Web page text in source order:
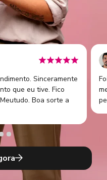
Sinceramente
que eu tive. Fico
Boa sorte a